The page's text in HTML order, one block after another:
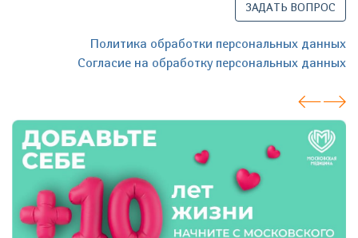
ЗАДАТЬ ВОПРОС
Политика обработки персональных данных
Согласие на обработку персональных данных